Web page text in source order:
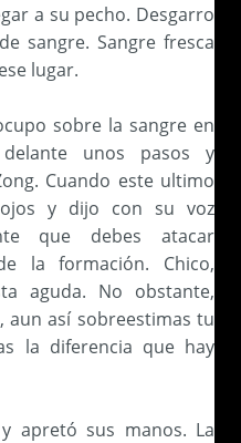
a su pecho. Desgarro
sangre. Sangre fresca
lugar.
sobre la sangre en
unos pasos y
Cuando este ultimo
y dijo con su voz
que debes atacar
la formación. Chico,
aguda. No obstante,
aun así sobreestimas tu
la diferencia que hay
apretó sus manos. La